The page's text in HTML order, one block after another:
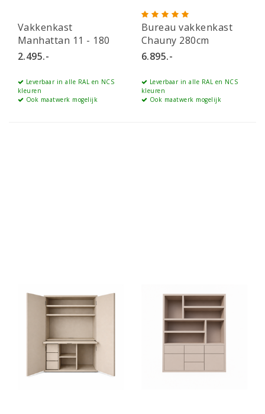
Vakkenkast
Manhattan 11 - 180
cm
2.495.-
Leverbaar in alle RAL en NCS
kleuren
Ook maatwerk mogelijk
Bureau vakkenkast
Chauny 280cm
6.895.-
Leverbaar in alle RAL en NCS
kleuren
Ook maatwerk mogelijk